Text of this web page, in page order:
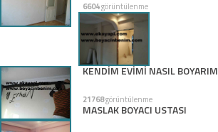
6604görüntülenme
KENDİM EVİMİ NASIL BOYARIM
21768görüntülenme
MASLAK BOYACI USTASI